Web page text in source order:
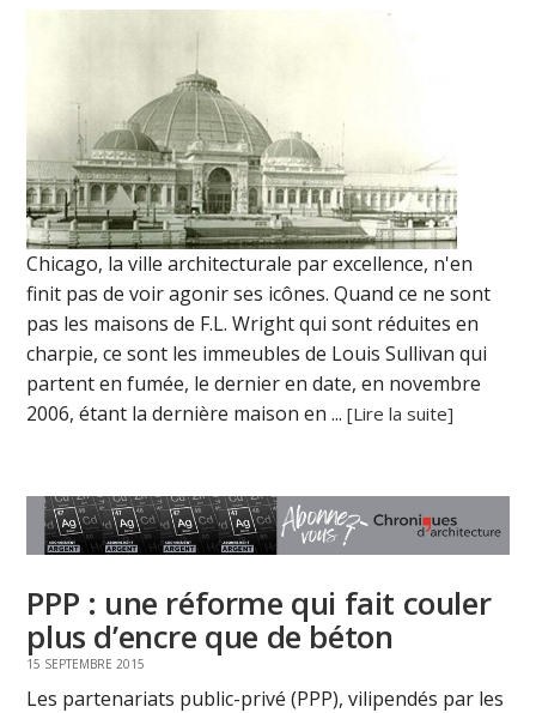
Chicago, la ville architecturale par excellence, n'en
finit pas de voir agonir ses icônes. Quand ce ne sont
pas les maisons de F.L. Wright qui sont réduites en
charpie, ce sont les immeubles de Louis Sullivan qui
partent en fumée, le dernier en date, en novembre
2006, étant la dernière maison en ...[Lire la suite]
PPP : une réforme qui fait couler
plus d’encre que de béton
15 SEPTEMBRE 2015
Les partenariats public-privé (PPP), vilipendés par les